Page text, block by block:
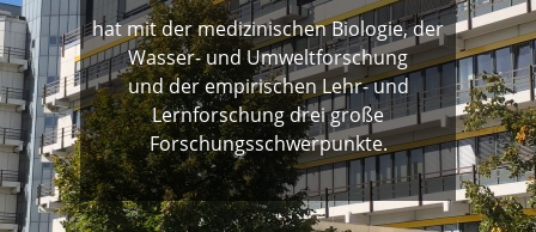
hat mit der medizinischen Biologie, der
Wasser- und Umweltforschung
und der empirischen Lehr- und
Lernforschung drei große
Forschungsschwerpunkte.